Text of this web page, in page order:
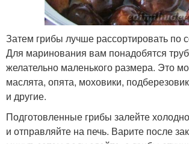
Затем грибы лучше рассортировать по
Для маринования вам понадобятся
желательно маленького размера. Это
маслята, опята, моховики,
и другие.
Подготовленные грибы залейте
и отправляйте на печь. Варите после